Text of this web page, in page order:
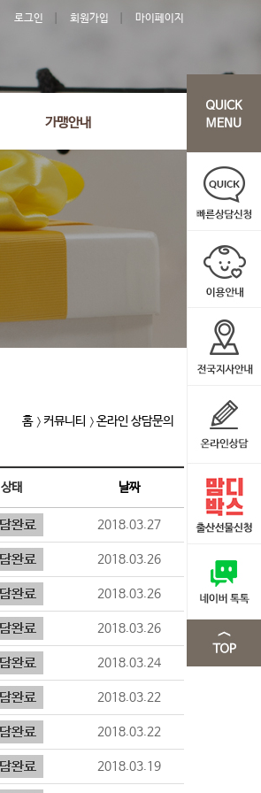
로그인 회원가입 마이페이지
가맹안내
홈 커뮤니티 온라인 상담문의
상태 날짜
2018.03.27
2018.03.26
2018.03.26
2018.03.26
2018.03.24
2018.03.22
2018.03.22
2018.03.19